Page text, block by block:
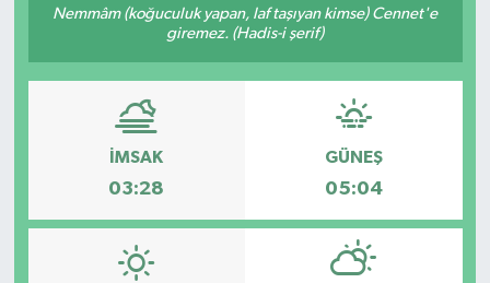
Nemmâm (koğuculuk yapan, laf taşıyan kimse) Cennet'e
giremez. (Hadis-i şerif)
İMSAK
03:28
GÜNEŞ
05:04